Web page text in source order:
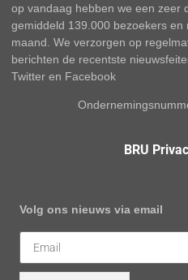
op vandaag hebben we een zeer
gemiddeld 139.000 bezoekers
maand. We verzorgen op
berichten de recentste
Twitter en Facebook
BRU
Volg ons nieuws via email